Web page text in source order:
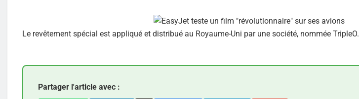
Le revêtement spécial est appliqué et distribué au Royaume-Uni par une société, nommée TripleO.
Partager l'article avec :